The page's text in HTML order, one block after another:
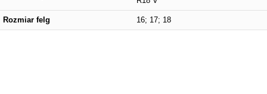
Rozmiar felg 16; 17; 18